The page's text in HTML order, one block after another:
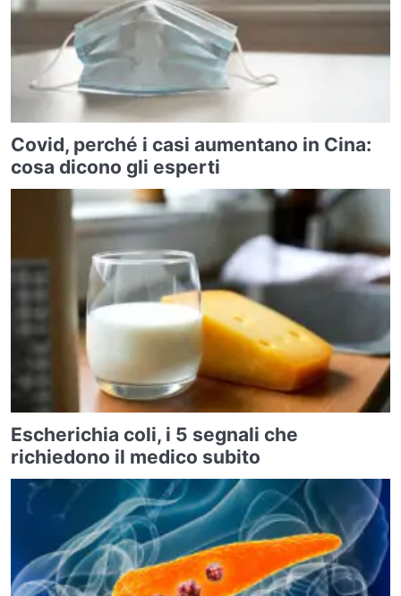
Covid, perché i casi aumentano in Cina:
cosa dicono gli esperti
Escherichia coli, i 5 segnali che
richiedono il medico subito